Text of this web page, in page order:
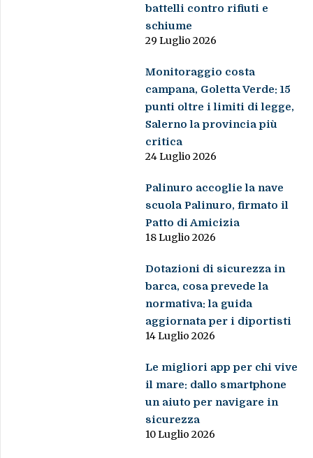
battelli contro rifiuti e
schiume
29 Luglio 2026
Monitoraggio costa
campana, Goletta Verde: 15
punti oltre i limiti di legge,
Salerno la provincia più
critica
24 Luglio 2026
Palinuro accoglie la nave
scuola Palinuro, firmato il
Patto di Amicizia
18 Luglio 2026
Dotazioni di sicurezza in
barca, cosa prevede la
normativa: la guida
aggiornata per i diportisti
14 Luglio 2026
Le migliori app per chi vive
il mare: dallo smartphone
un aiuto per navigare in
sicurezza
10 Luglio 2026